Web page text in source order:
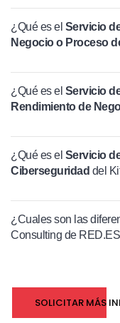
¿Qué es el Servicio
Negocio o Proceso
¿Qué es el Servicio
Rendimiento de
¿Qué es el Servicio
Ciberseguridad del
¿Cuales son las
Consulting de
SOLICITAR MÁS